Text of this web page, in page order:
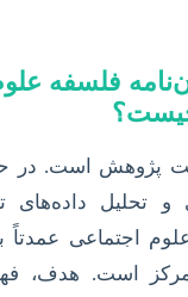
فلسفه
پژوهش است. در
تحلیل داده‌های
اجتماعی عمدتاً
است. هدف،